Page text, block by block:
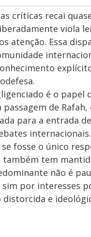
críticas recai
viola
atenção. Essa
é o papel
de
para a entrada
fosse o único
tem
não é
por interesses
distorcida e